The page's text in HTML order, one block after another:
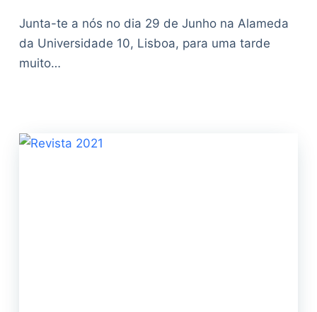
Junta-te a nós no dia 29 de Junho na Alameda
da Universidade 10, Lisboa, para uma tarde
muito…